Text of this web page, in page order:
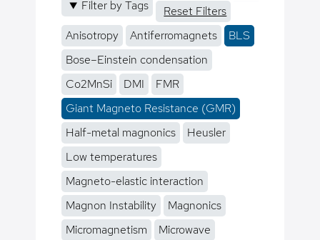
Filter by Tags
Reset Filters
Anisotropy
Antiferromagnets
BLS
Bose–Einstein condensation
Co2MnSi
DMI
FMR
Giant Magneto Resistance (GMR)
Half-metal magnonics
Heusler
Low temperatures
Magneto-elastic interaction
Magnon Instability
Magnonics
Micromagnetism
Microwave